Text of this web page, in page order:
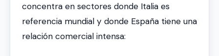
concentra en sectores donde Italia es
referencia mundial y donde España tiene una
relación comercial intensa: